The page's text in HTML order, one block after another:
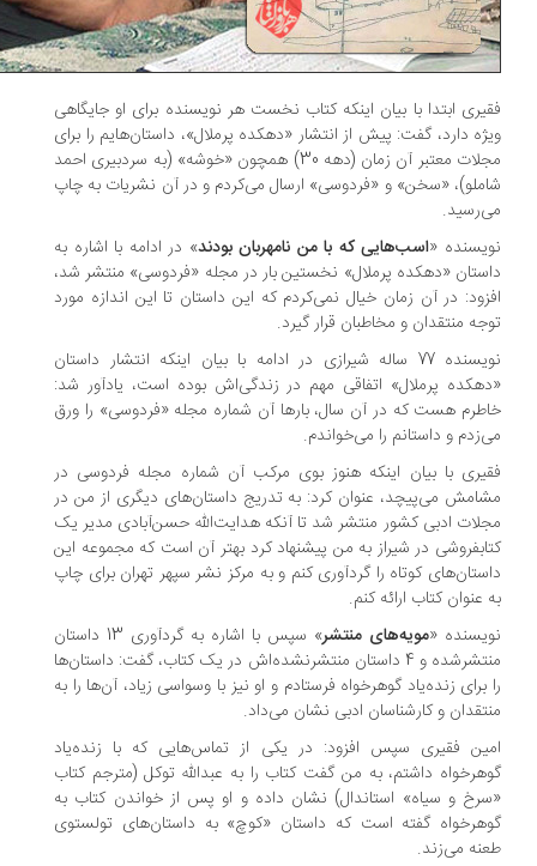
ابتدا با بیان اینکه کتاب نخست هر نویسنده برای او جایگاهی
دارد، گفت: پیش از انتشار «دهکده پرملال»، داستان‌هایم را برای
مجلات معتبر آن زمان (دهه 30) همچون «خوشه» (به سردبیری احمد
«سخن» و «فردوسی» ارسال می‌کردم و در آن نشریات به چاپ
«اسب‌هایی که با من نامهربان بودند» در ادامه با اشاره به
«دهکده پرملال» نخستین بار در مجله «فردوسی» منتشر شد،
در آن زمان خیال نمی‌کردم که این داستان تا این اندازه مورد
منتقدان و مخاطبان قرار گیرد.
نویسنده 77 ساله شیرازی در ادامه با بیان اینکه انتشار داستان
پرملال» اتفاقی مهم در زندگی‌اش بوده است، یادآور شد:
هست که در آن سال، بارها آن شماره مجله «فردوسی» را ورق
و داستانم را می‌خواندم.
با بیان اینکه هنوز بوی مرکب آن شماره مجله فردوسی در
می‌پیچد، عنوان کرد: به تدریج داستان‌های دیگری از من در
ادبی کشور منتشر شد تا آنکه هدایت‌الله حسن‌آبادی مدیر یک
در شیراز به من پیشنهاد کرد بهتر آن است که مجموعه این
کوتاه را گردآوری کنم و به مرکز نشر سپهر تهران برای چاپ
عنوان کتاب ارائه کنم.
«مویه‌های منتشر
» سپس با اشاره به گردآوری 13 داستان
منتشرشده و 4 داستان‌ منتشرنشده‌اش در یک کتاب، گفت: داستان‌ها
برای زنده‌یاد گوهرخواه فرستادم و او نیز با وسواسی زیاد، آن‌ها را به
و کارشناسان ادبی نشان می‌داد.
فقیری سپس افزود: در یکی از تماس‌هایی که با زنده‌یاد
داشتم، به من گفت کتاب را به عبدالله توکل (مترجم کتاب
و سیاه» استاندال) نشان داده‌ و او پس از خواندن کتاب به
گفته است که داستان «کوچ» به داستان‌های تولستوی
می‌زند.